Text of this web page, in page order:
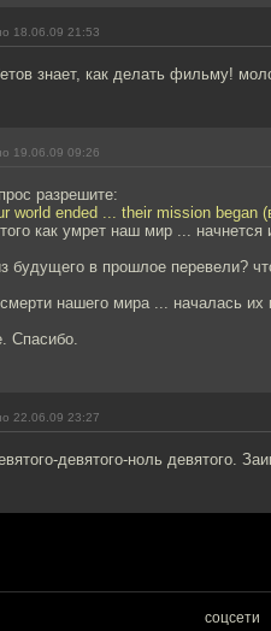
18.06.09 21:53
знает, как делать фильму!
19.06.09 09:26
разрешите:
world ended ... their mission began
как умрет наш мир ...
будущего в прошлое перевели?
нашего мира ... началась их
Спасибо.
22.06.09 23:27
девятого-ноль девятого.
соцсети